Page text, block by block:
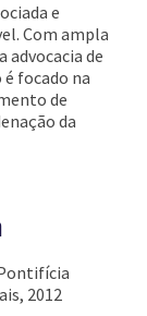
e
Com ampla
advocacia de
focado na
de
da
2012